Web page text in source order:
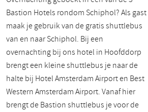
Bastion Hotels rondom Schiphol? Als gast
maak je gebruik van de gratis shuttlebus
van en naar Schiphol. Bij een
overnachting bij ons hotel in Hoofddorp
brengt een kleine shuttlebus je naar de
halte bij Hotel Amsterdam Airport en Best
Western Amsterdam Airport. Vanaf hier
brengt de Bastion shuttlebus je voor de